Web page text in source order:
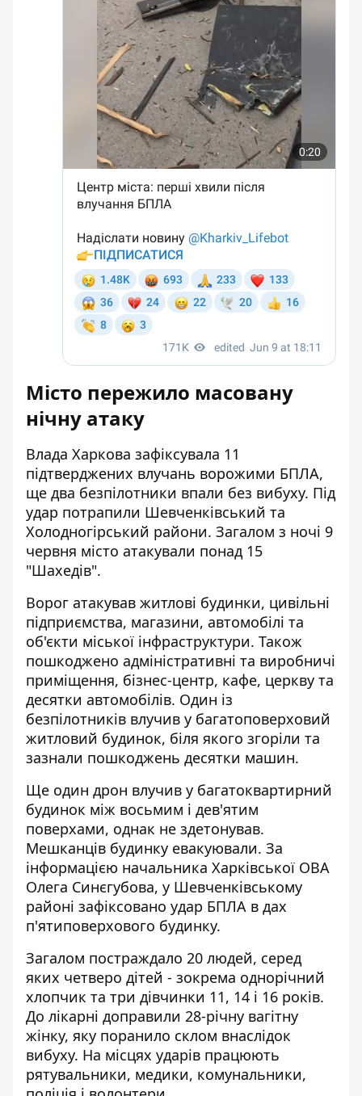
Місто пережило масовану
нічну атаку
Влада Харкова зафіксувала 11
підтверджених влучань ворожими БПЛА,
ще два безпілотники впали без вибуху. Під
удар потрапили Шевченківський та
Холодногірський райони. Загалом з ночі 9
червня місто атакували понад 15
"Шахедів".
Ворог атакував житлові будинки, цивільні
підприємства, магазини, автомобілі та
об'єкти міської інфраструктури. Також
пошкоджено адміністративні та виробничі
приміщення, бізнес-центр, кафе, церкву та
десятки автомобілів. Один із
безпілотників влучив у багатоповерховий
житловий будинок, біля якого згоріли та
зазнали пошкоджень десятки машин.
Ще один дрон влучив у багатоквартирний
будинок між восьмим і дев'ятим
поверхами, однак не здетонував.
Мешканців будинку евакуювали. За
інформацією начальника Харківської ОВА
Олега Синєгубова, у Шевченківському
районі зафіксовано удар БПЛА в дах
п'ятиповерхового будинку.
Загалом постраждало 20 людей, серед
яких четверо дітей - зокрема однорічний
хлопчик та три дівчинки 11, 14 і 16 років.
До лікарні доправили 28-річну вагітну
жінку, яку поранило склом внаслідок
вибуху. На місцях ударів працюють
рятувальники, медики, комунальники,